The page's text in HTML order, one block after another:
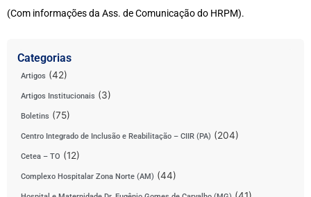
(Com informações da Ass. de Comunicação do HRPM).
Categorias
Artigos (42)
Artigos Institucionais (3)
Boletins (75)
Centro Integrado de Inclusão e Reabilitação – CIIR (PA) (204)
Cetea – TO (12)
Complexo Hospitalar Zona Norte (AM) (44)